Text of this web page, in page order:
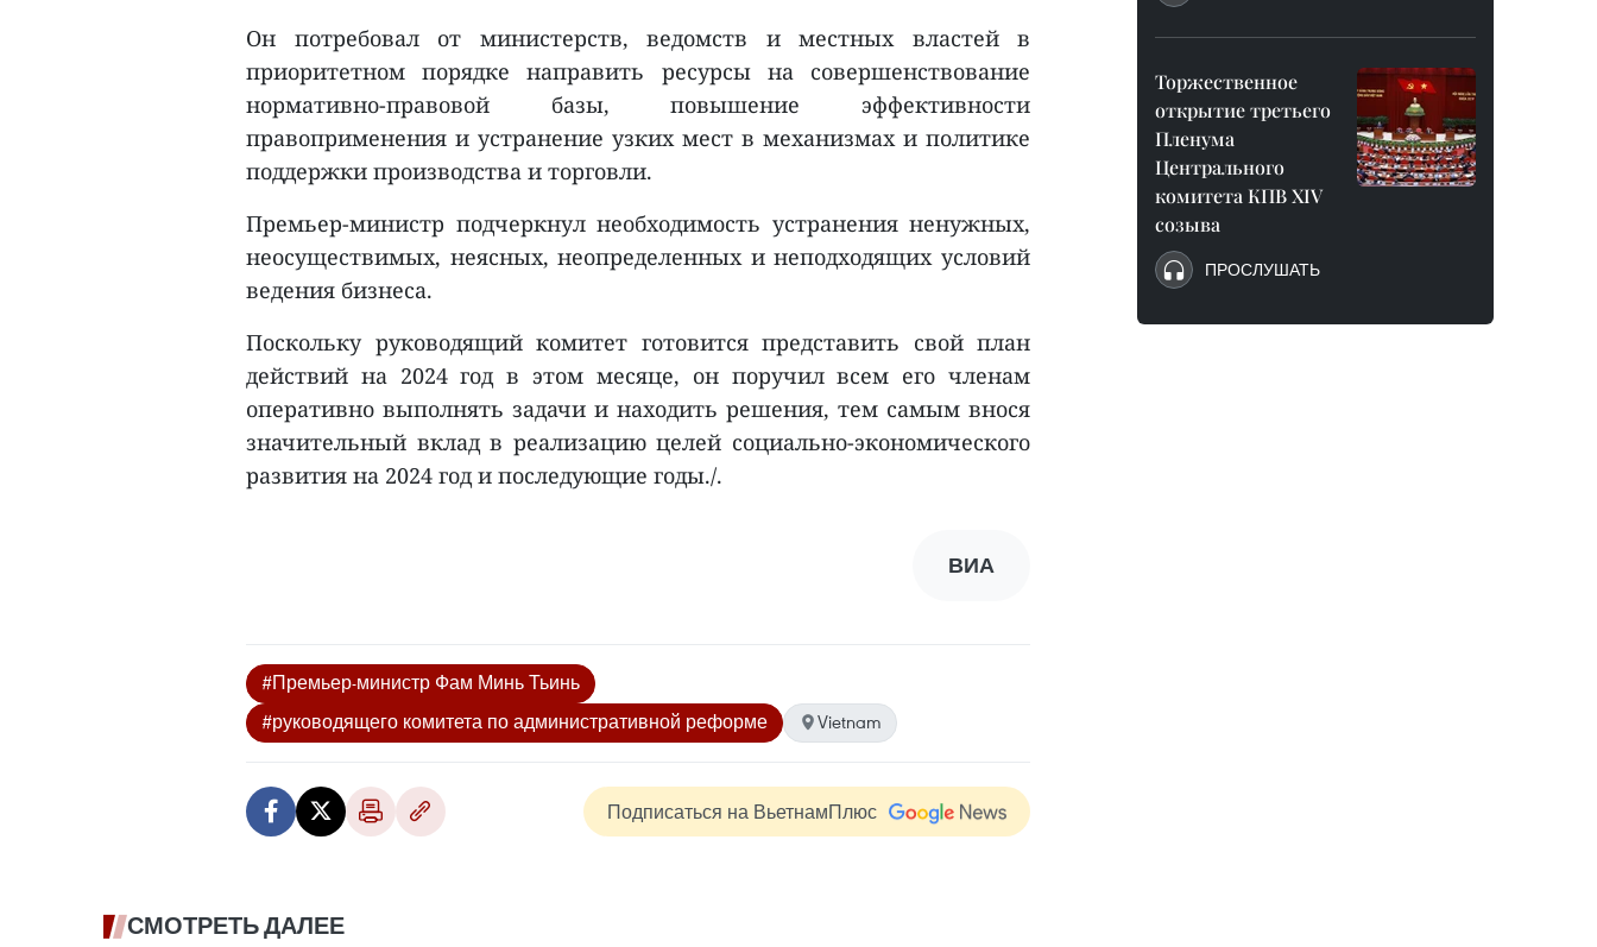
Он потребовал от министерств, ведомств и местных властей в
приоритетном порядке направить ресурсы на совершенствование
нормативно-правовой базы, повышение эффективности
правоприменения и устранение узких мест в механизмах и политике
поддержки производства и торговли.
Премьер-министр подчеркнул необходимость устранения ненужных,
неосуществимых, неясных, неопределенных и неподходящих условий
ведения бизнеса.
Поскольку руководящий комитет готовится представить свой план
действий на 2024 год в этом месяце, он поручил всем его членам
оперативно выполнять задачи и находить решения, тем самым внося
значительный вклад в реализацию целей социально-экономического
развития на 2024 год и последующие годы./.
ВИА
#Премьер-министр Фам Минь Тьинь
#руководящего комитета по административной реформе
Vietnam
Подписаться на ВьетнамПлюс
СМОТРЕТЬ ДАЛЕЕ
Торжественное
открытие третьего
Пленума
Центрального
комитета КПВ XIV
созыва
ПРОСЛУШАТЬ